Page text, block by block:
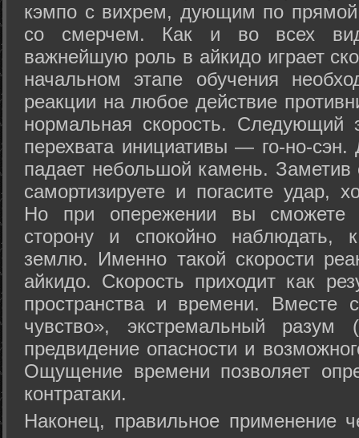
кэмпо с вихрем, дующим по
со смерчем. Как и во всех
важнейшую роль в айкидо играет
начальном этапе обучения
реакции на любое действие
нормальная скорость.
перехвата инициативы — го-но-
падает небольшой камень.
самортизируете и погасите удар,
Но при опережении вы сможете
сторону и спокойно наблюдать,
землю. Именно такой скорости
айкидо. Скорость приходит как
пространства и времени. Вместе
чувство», экстремальный разум
предвидение опасности и
Ощущение времени позволяет
контратаки.
Наконец, правильное применение